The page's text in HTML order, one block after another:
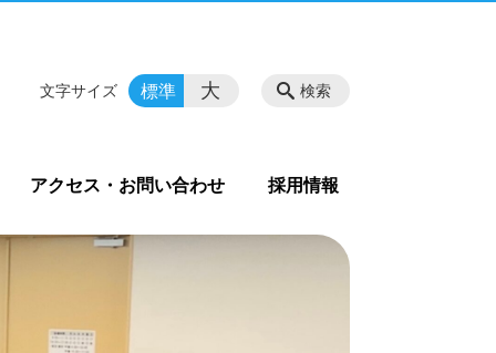
アクセス・お問い合わせ 採用情報
検索
文字サイズ 標準 大